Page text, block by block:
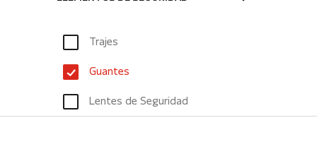
Trajes
Guantes
Lentes de Seguridad